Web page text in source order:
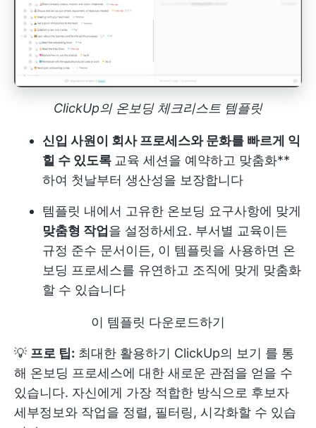
ClickUp의 온보딩 체크리스트 템플릿
신입 사원이 회사 프로세스와 문화를 빠르게 익
힐 수 있도록 교육 세션을 예약하고 맞춤화**
하여 첫날부터 생산성을 보장합니다
템플릿 내에서 고유한 온보딩 요구사항에 맞게
맞춤형 작업 을 설정하세요. 부서별 교육이든
규정 준수 문서이든, 이 템플릿을 사용하면 온
보딩 프로세스를 유연하고 조직에 맞게 맞춤화
할 수 있습니다
이 템플릿 다운로드하기
💡 프로 팁: 최대한 활용하기 ClickUp의 보기 를 통
해 온보딩 프로세스에 대한 새로운 관점을 얻을 수
있습니다. 자신에게 가장 적합한 방식으로 후보자
세부정보와 작업을 정렬, 필터링, 시각화할 수 있습